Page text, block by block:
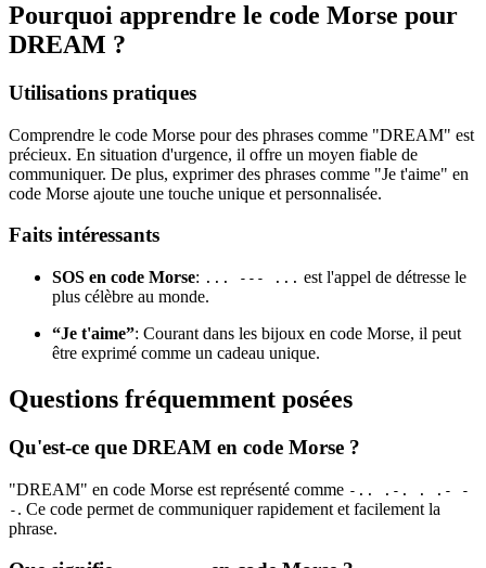
Pourquoi apprendre le code Morse pour
DREAM ?
Utilisations pratiques
Comprendre le code Morse pour des phrases comme "DREAM" est
précieux. En situation d'urgence, il offre un moyen fiable de
communiquer. De plus, exprimer des phrases comme "Je t'aime" en
code Morse ajoute une touche unique et personnalisée.
Faits intéressants
SOS en code Morse: ... --- ... est l'appel de détresse le
plus célèbre au monde.
“Je t'aime”: Courant dans les bijoux en code Morse, il peut
être exprimé comme un cadeau unique.
Questions fréquemment posées
Qu'est-ce que DREAM en code Morse ?
"DREAM" en code Morse est représenté comme -.. .-. . .- -
- . Ce code permet de communiquer rapidement et facilement la
phrase.